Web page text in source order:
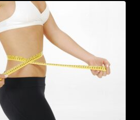
Wegovy® generează o scădere
de până la 22,6% la femei în
menopauzei și reduce la jumătate
migrene